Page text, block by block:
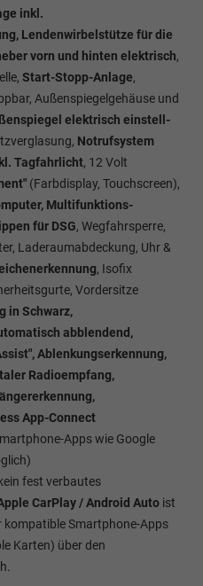
inkl.
Lendenwirbelstütze für die
vorn und hinten elektrisch,
Start-Stopp-Anlage,
Außenspiegelgehäuse und
elektrisch einstell-
Notrufsystem
Tagfahrlicht, 12 Volt
(Farbdisplay, Touchscreen),
Multifunktions-
für DSG, Wegfahrsperre,
Laderaumabdeckung, Uhr &
, Isofix
Vordersitze
in Schwarz,
abblendend,
Ablenkungserkennung,
Radioempfang,
App-Connect
Apps wie Google
fest verbautes
CarPlay / Android Auto ist
kompatible Smartphone-Apps
Karten) über den